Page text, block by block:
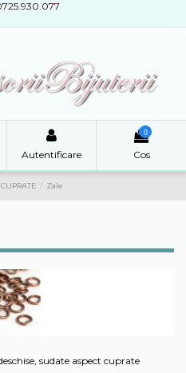
Autentificare
0
Cos
Zale
sudate aspect cuprate